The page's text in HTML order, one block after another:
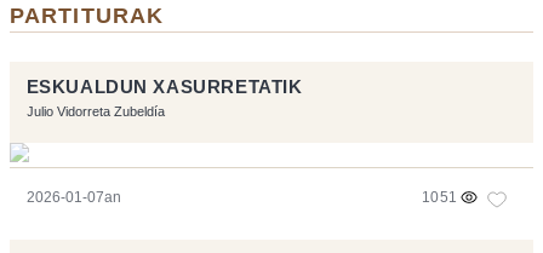
PARTITURAK
ESKUALDUN XASURRETATIK
Julio Vidorreta Zubeldía
2026-01-07an 1051